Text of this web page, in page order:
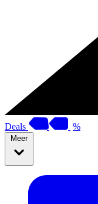
Deals %
Meer